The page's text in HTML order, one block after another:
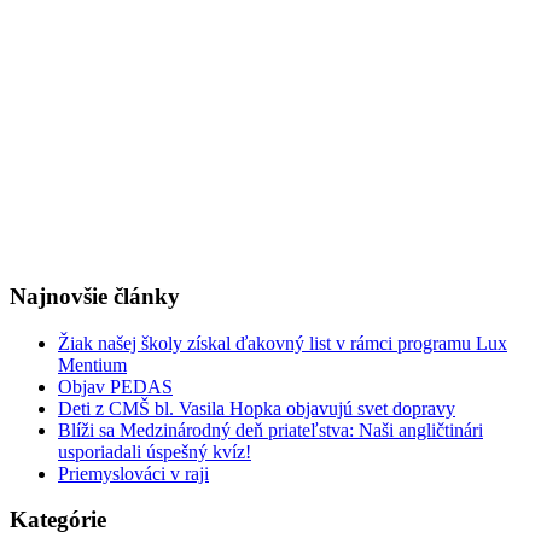
Najnovšie články
Žiak našej školy získal ďakovný list v rámci programu Lux
Mentium
Objav PEDAS
Deti z CMŠ bl. Vasila Hopka objavujú svet dopravy
Blíži sa Medzinárodný deň priateľstva: Naši angličtinári
usporiadali úspešný kvíz!
Priemyslováci v raji
Kategórie